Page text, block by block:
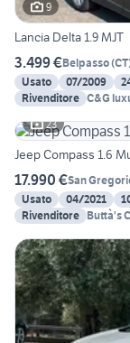
9
Lancia Delta 1.9 MJT
3.499 €Belpasso(CT
Usato
07/2009
Rivenditore C&G
23
Jeep Compass 1.6
17.990 €San
Usato
04/2021
Rivenditore Buttà's